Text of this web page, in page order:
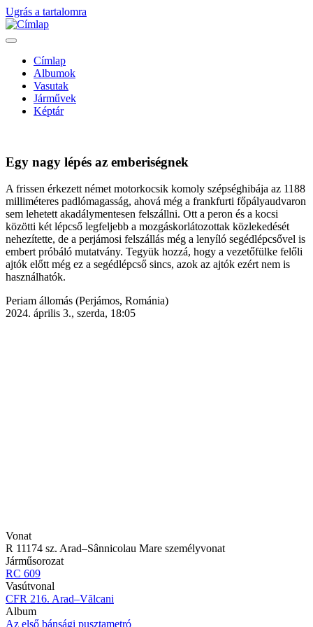
Ugrás a tartalomra
navigáció
Címlap
Albumok
Vasutak
Járművek
Képtár
Egy nagy lépés az emberiségnek
A frissen érkezett német motorkocsik komoly szépséghibája az 1188
milliméteres padlómagasság, ahová még a frankfurti főpályaudvaron
sem lehetett akadálymentesen felszállni. Ott a peron és a kocsi
közötti két lépcső legfeljebb a mozgáskorlátozottak közlekedését
nehezítette, de a perjámosi felszállás még a lenyíló segédlépcsővel is
embert próbáló mutatvány. Tegyük hozzá, hogy a vezetőfülke felőli
ajtók előtt még ez a segédlépcső sincs, azok az ajtók ezért nem is
használhatók.
Helyszín
(képaláírás
Periam állomás (Perjámos, Románia)
2024. április 3., szerda, 18:05
Vonat
R 11174 sz. Arad–Sânnicolau Mare személyvonat
Járműsorozat
RC 609
Vasútvonal
CFR 216. Arad–Vălcani
Album
Az első bánsági pusztametró